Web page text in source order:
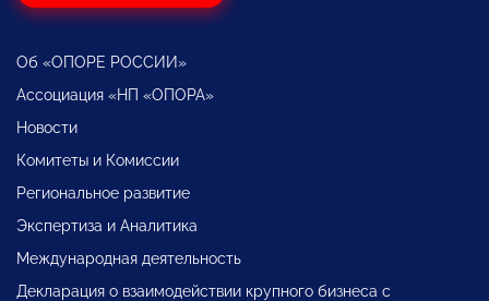
Об «ОПОРЕ РОССИИ»
Ассоциация «НП «ОПОРА»
Новости
Комитеты и Комиссии
Региональное развитие
Экспертиза и Аналитика
Международная деятельность
Декларация о взаимодействии крупного бизнеса с